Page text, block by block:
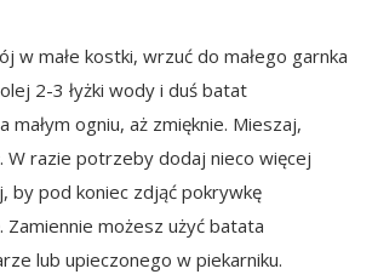
w małe kostki, wrzuć do małego garnka
2-3 łyżki wody i duś batat
małym ogniu, aż zmięknie. Mieszaj,
W razie potrzeby dodaj nieco więcej
by pod koniec zdjąć pokrywkę
możesz użyć batata
lub upieczonego w piekarniku.